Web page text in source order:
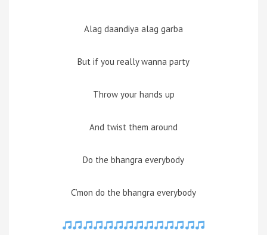
Alag daandiya alag garba
But if you really wanna party
Throw your hands up
And twist them around
Do the bhangra everybody
C’mon do the bhangra everybody